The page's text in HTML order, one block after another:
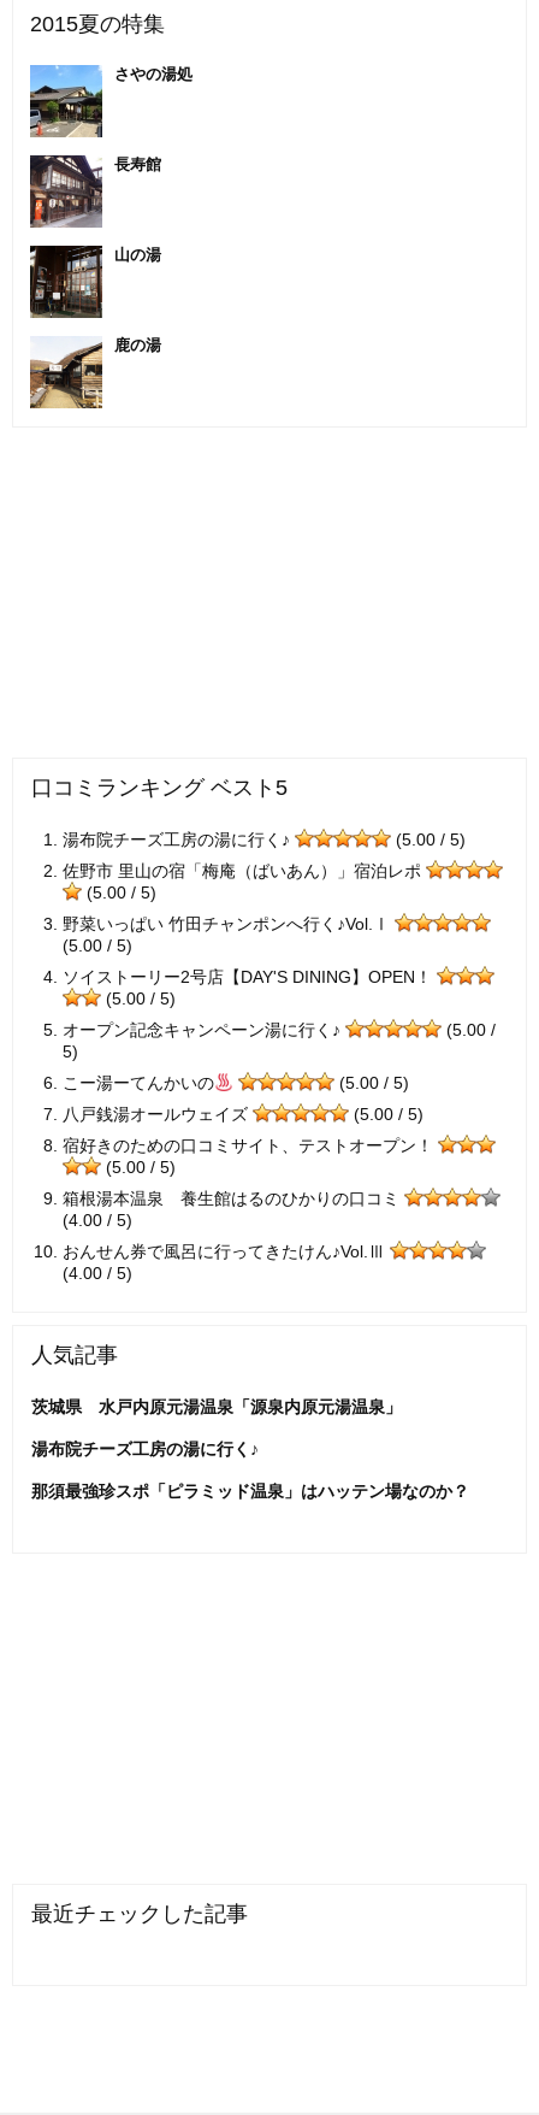
2015夏の特集
さやの湯処
長寿館
山の湯
鹿の湯
口コミランキング ベスト5
湯布院チーズ工房の湯に行く♪
(5.00 / 5)
佐野市 里山の宿「梅庵（ばいあん）」宿泊レポ
(5.00 / 5)
野菜いっぱい 竹田チャンポンへ行く♪Vol.Ⅰ
(5.00 / 5)
ソイストーリー2号店【DAY'S DINING】OPEN！
(5.00 / 5)
オープン記念キャンペーン湯に行く♪
(5.00 /
5)
こー湯ーてんかいの
(5.00 / 5)
八戸銭湯オールウェイズ
(5.00 / 5)
宿好きのための口コミサイト、テストオープン！
(5.00 / 5)
箱根湯本温泉 養生館はるのひかりの口コミ
(4.00 / 5)
おんせん券で風呂に行ってきたけん♪Vol.Ⅲ
(4.00 / 5)
人気記事
茨城県 水戸内原元湯温泉「源泉内原元湯温泉」
湯布院チーズ工房の湯に行く♪
那須最強珍スポ「ピラミッド温泉」はハッテン場なのか？
最近チェックした記事